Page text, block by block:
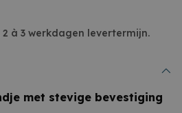
2 à 3 werkdagen levertermijn.
met stevige bevestiging